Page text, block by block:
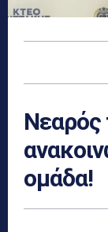
ομάδα!